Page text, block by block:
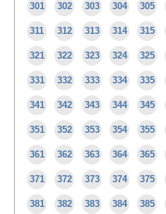
301 302 303 304 305
311 312 313 314 315
321 322 323 324 325
331 332 333 334 335
341 342 343 344 345
351 352 353 354 355
361 362 363 364 365
371 372 373 374 375
381 382 383 384 385